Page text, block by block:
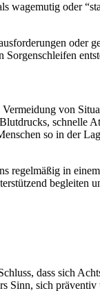
wagemutig oder
oder
von
schnelle
so in der
in
begleiten
dass sich
Sinn, sich